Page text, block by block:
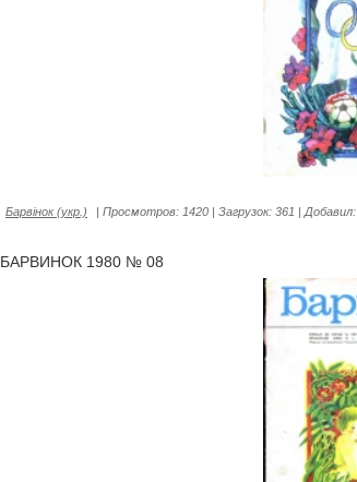
Барвiнок (укр.) | Просмотров: 1420 | Загрузок: 361 | Добавил:
БАРВИНОК 1980 № 08